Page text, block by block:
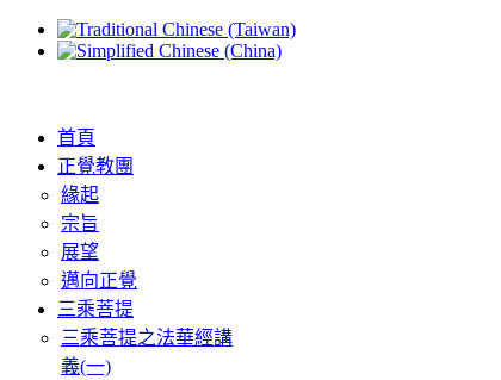
首頁
正覺教團
緣起
宗旨
展望
邁向正覺
三乘菩提
三乘菩提之法華經講
義(一)